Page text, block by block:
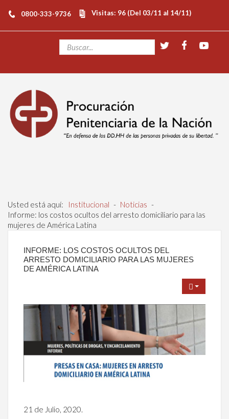
0800-333-9736 Visitas: 96 (Del 03/11 al 14/11)
Usted está aquí: Institucional - Noticias -
Informe: los costos ocultos del arresto domiciliario para las
mujeres de América Latina
INFORME: LOS COSTOS OCULTOS DEL
ARRESTO DOMICILIARIO PARA LAS MUJERES
DE AMÉRICA LATINA
21 de Julio, 2020.